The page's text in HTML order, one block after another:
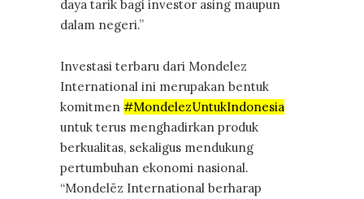
daya tarik bagi investor asing maupun
dalam negeri.”
Investasi terbaru dari Mondelez
International ini merupakan bentuk
komitmen #MondelezUntukIndonesia
untuk terus menghadirkan produk
berkualitas, sekaligus mendukung
pertumbuhan ekonomi nasional.
“Mondelēz International berharap